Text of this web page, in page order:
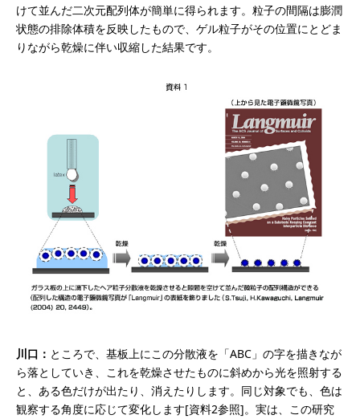
けて並んだ二次元配列体が簡単に得られます。粒子の間隔は膨潤
状態の排除体積を反映したもので、ゲル粒子がその位置にとどま
りながら乾燥に伴い収縮した結果です。
川口： ところで、基板上にこの分散液を「ABC」の字を描きなが
ら落としていき、これを乾燥させたものに斜めから光を照射する
と、ある色だけが出たり、消えたりします。同じ対象でも、色は
観察する角度に応じて変化します[資料2参照]。実は、この研究